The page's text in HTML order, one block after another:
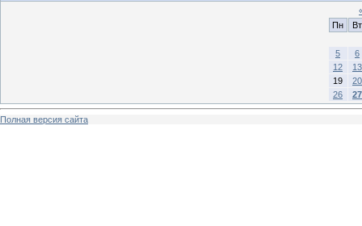
Пн
Вт
5
6
12
13
19
20
26
27
Полная версия сайта